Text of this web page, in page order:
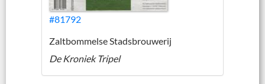
#81792
Zaltbommelse Stadsbrouwerij
De Kroniek Tripel